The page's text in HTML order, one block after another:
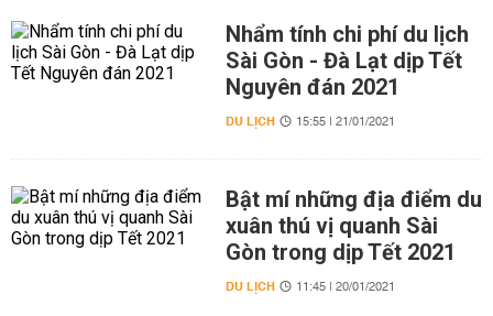
Nhẩm tính chi phí du lịch
Sài Gòn - Đà Lạt dịp Tết
Nguyên đán 2021
DU LỊCH 15:55 | 21/01/2021
Bật mí những địa điểm du
xuân thú vị quanh Sài
Gòn trong dịp Tết 2021
DU LỊCH 11:45 | 20/01/2021